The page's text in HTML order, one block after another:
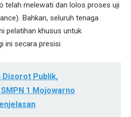
telah melewati dan lolos proses uji
Bahkan, seluruh tenaga
pelatihan khusus untuk
ini secara presisi.
Disorot Publik,
1 Mojowarno